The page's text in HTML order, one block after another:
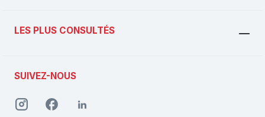
LES PLUS CONSULTÉS
SUIVEZ-NOUS